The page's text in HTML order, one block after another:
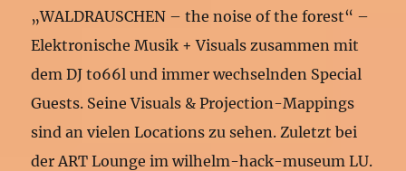
„WALDRAUSCHEN – the noise of the forest“ –
Elektronische Musik + Visuals zusammen mit
dem DJ to66l und immer wechselnden Special
Guests. Seine Visuals & Projection-Mappings
sind an vielen Locations zu sehen. Zuletzt bei
der ART Lounge im wilhelm-hack-museum LU.